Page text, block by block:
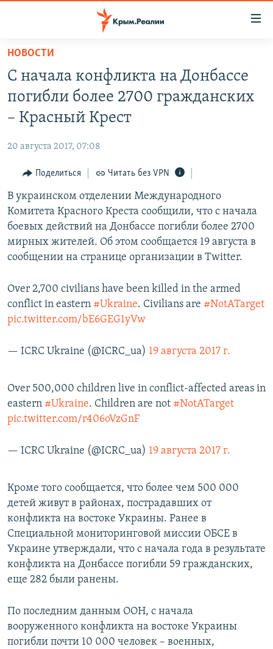
Вернуться
основному
содержанию
Вернутся
главной
навигации
Вернутся
поиску
СПЕЦПРОЕКТЫ
ГРУЗ 200
11 ЛЕТ ОККУПАЦИИ КРЫМА. 11 ИСТОРИЙ СОПРОТИВЛЕНИЯ
ВОДА
ЕЩЕ
ИНТЕРАКТИВ
ИНФОГРАФИКА
ТЕЛЕПРОЕКТ КРЫМ.РЕАЛИИ
СОВЕТЫ ПРАВОЗАЩИТНИКОВ
ПРОПАВШИЕ БЕЗ ВЕСТИ
ПОБЕДИТЕЛЕЙ НЕ СУДЯТ?
КРЫМ.НЕПОКОРЕННЫЙ
УКРАИНСКАЯ ПРОБЛЕМА КРЫМА
РАДІО СВОБОДА
КАК ОБОЙТИ БЛОКИРОВКУ
Українською
Qırımtatar
ПРИСОЕДИНЯЙТЕСЬ!
НОВОСТИ
С начала конфликта на Донбассе
погибли более 2700 гражданских
– Красный Крест
20 августа 2017, 07:08
Поделиться Читать без VPN
В украинском отделении Международного
Комитета Красного Креста сообщили, что с начала
боевых действий на Донбассе погибли более 2700
мирных жителей. Об этом сообщается 19 августа в
сообщении на странице организации в Twitter.
Over 2,700 civilians have been killed in the armed
conflict in eastern #Ukraine. Civilians are #NotATarget
pic.twitter.com/bE6GEG1yVw
— ICRC Ukraine (@ICRC_ua) 19 августа 2017 г.
Over 500,000 children live in conflict-affected areas in
eastern #Ukraine. Children are not #NotATarget
pic.twitter.com/r406oVzGnF
— ICRC Ukraine (@ICRC_ua) 19 августа 2017 г.
Кроме того сообщается, что более чем 500 000
детей живут в районах, пострадавших от
конфликта на востоке Украины. Ранее в
Специальной мониторинговой миссии ОБСЕ в
Украине утверждали, что с начала года в результате
конфликта на Донбассе погибли 59 гражданских,
еще 282 были ранены.
По последним данным ООН, с начала
вооруженного конфликта на востоке Украины
погибли почти 10 000 человек – военных,